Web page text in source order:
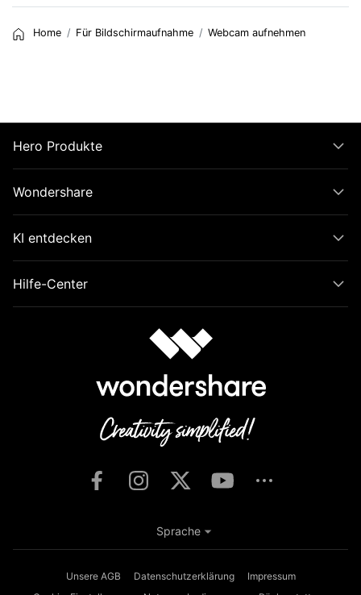
Home Für Bildschirmaufnahme Webcam aufnehmen
Hero Produkte
Wondershare
KI entdecken
Hilfe-Center
Unsere AGB Datenschutzerklärung
Impressum
Sprache